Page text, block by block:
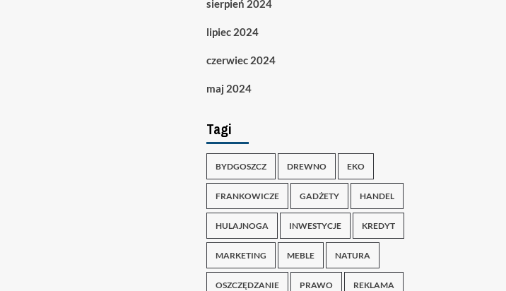
sierpień 2024
lipiec 2024
czerwiec 2024
maj 2024
Tagi
BYDGOSZCZ DREWNO EKO
FRANKOWICZE GADŻETY HANDEL
HULAJNOGA INWESTYCJE KREDYT
MARKETING MEBLE NATURA
OSZCZĘDZANIE PRAWO REKLAMA